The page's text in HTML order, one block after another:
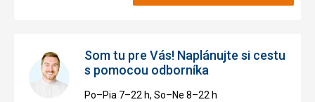
Som tu pre Vás! Naplánujte si cestu
s pomocou odborníka
Po–Pia 7–⁠⁠⁠⁠⁠⁠22 h, So–Ne 8–⁠⁠⁠⁠⁠⁠22 h